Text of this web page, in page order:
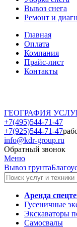
Вывоз снега
Ремонт и
Главная
Оплата
Компания
Прайс-лист
Контакты
ГЕОГРАФИЯ УСЛУГ:
+7(495)544-71-47
+7(925)544-71-47
info@kdr-group.ru
Обратный звонок
Меню
Вывоз грунта
Аренда
Гусеничные
Экскаваторы
Самосвалы